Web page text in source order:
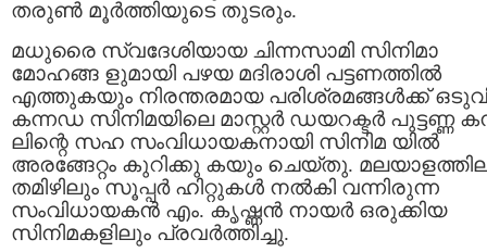
തരുൺ മൂർത്തിയുടെ തുടരും.
മധുരൈ സ്വദേശിയായ ചിന്നസാമി സിനിമാ
മോഹങ്ങ ളുമായി പഴയ മദിരാശി പട്ടണത്തിൽ
എത്തുകയും നിരന്തരമായ പരിശ്രമങ്ങൾക്ക്
കന്നഡ സിനിമയിലെ മാസ്റ്റർ ഡയറക്ടർ പുട്ടണ്ണ
ലിന്റെ സഹ സംവിധായകനായി സിനിമ യിൽ
അരങ്ങേറ്റം കുറിക്കു കയും ചെയ്തു.
തമിഴിലും സൂപ്പർ ഹിറ്റുകൾ നൽകി വന്നിരുന്ന
സംവിധായകൻ എം. കൃഷ്ണൻ നായർ ഒരുക്കിയ
സിനിമകളിലും പ്രവർത്തിച്ചു.